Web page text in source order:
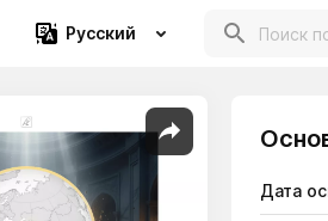
Русский
Дата